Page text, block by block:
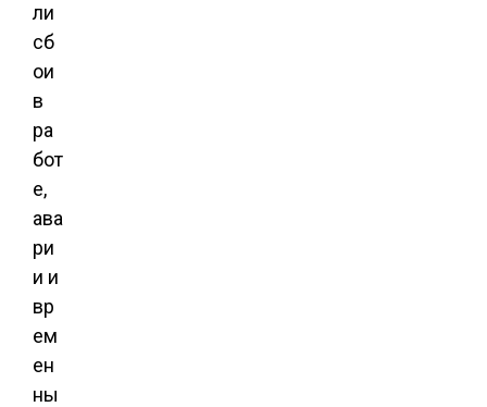
ли
сб
ои
в
ра
бот
е,
ава
ри
и и
вр
ем
ен
ны